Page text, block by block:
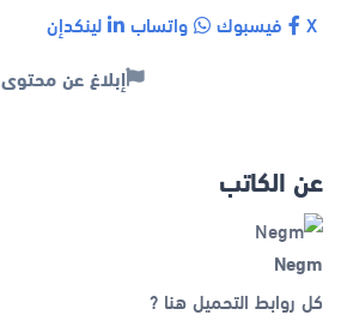
فيسبوك واتساب لينكدإن
إبلاغ عن محتوى
عن الكاتب
Negm
كل روابط التحميل هنا ?